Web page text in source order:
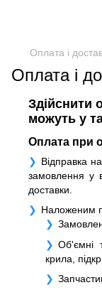
Оплата і
Оплата і
Здійснити
можуть у
Оплата при
Відправка
замовлення у
доставки.
Наложеним
Об'ємні
крила,